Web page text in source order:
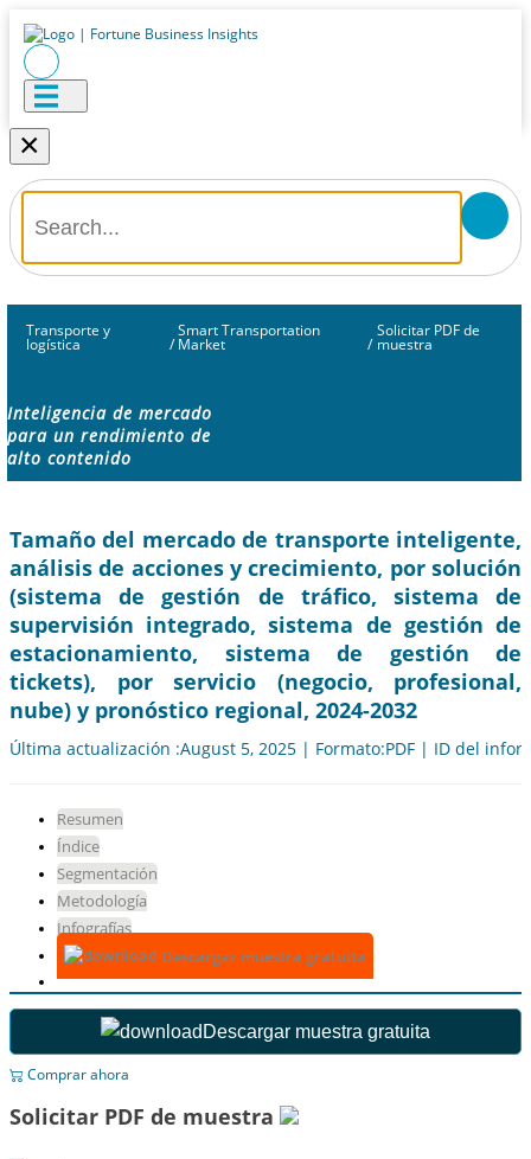
×
Transporte y
logística /
Smart Transportation
Market /
Solicitar PDF de
muestra
Inteligencia de mercado
para un rendimiento de
alto contenido
Tamaño del mercado de transporte inteligente,
análisis de acciones y crecimiento, por solución
(sistema de gestión de tráfico, sistema de
supervisión integrado, sistema de gestión de
estacionamiento, sistema de gestión de
tickets), por servicio (negocio, profesional,
nube) y pronóstico regional, 2024-2032
Última actualización :August 5, 2025 | Formato:PDF | ID del
Resumen
Índice
Segmentación
Metodología
Infografías
Descargar muestra gratuita
Descargar muestra gratuita
Comprar ahora
Solicitar PDF de muestra